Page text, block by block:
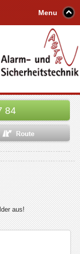
Menu
84
aus!